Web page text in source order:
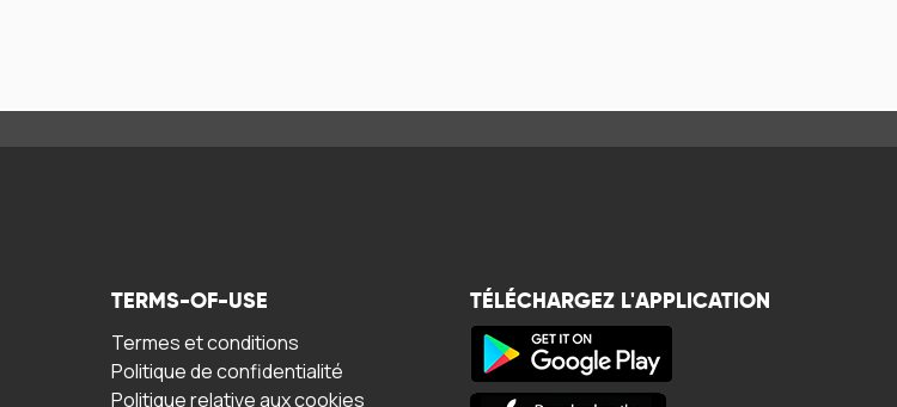
TERMS-OF-USE
Termes et conditions
Politique de confidentialité
Politique relative aux cookies
TÉLÉCHARGEZ L'APPLICATION